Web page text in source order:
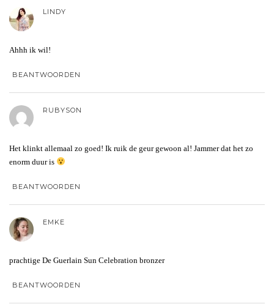
LINDY
Ahhh ik wil!
BEANTWOORDEN
RUBYSON
Het klinkt allemaal zo goed! Ik ruik de geur gewoon al! Jammer dat het zo
enorm duur is
BEANTWOORDEN
EMKE
prachtige De Guerlain Sun Celebration bronzer
BEANTWOORDEN